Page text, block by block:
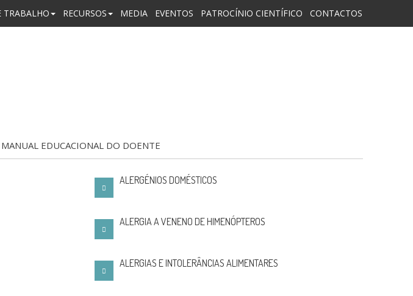
TRABALHO RECURSOS MEDIA EVENTOS PATROCÍNIO CIENTÍFICO CONTACTOS
MANUAL EDUCACIONAL DO DOENTE
ALERGÉNIOS DOMÉSTICOS
ALERGIA A VENENO DE HIMENÓPTEROS
ALERGIAS E INTOLERÂNCIAS ALIMENTARES